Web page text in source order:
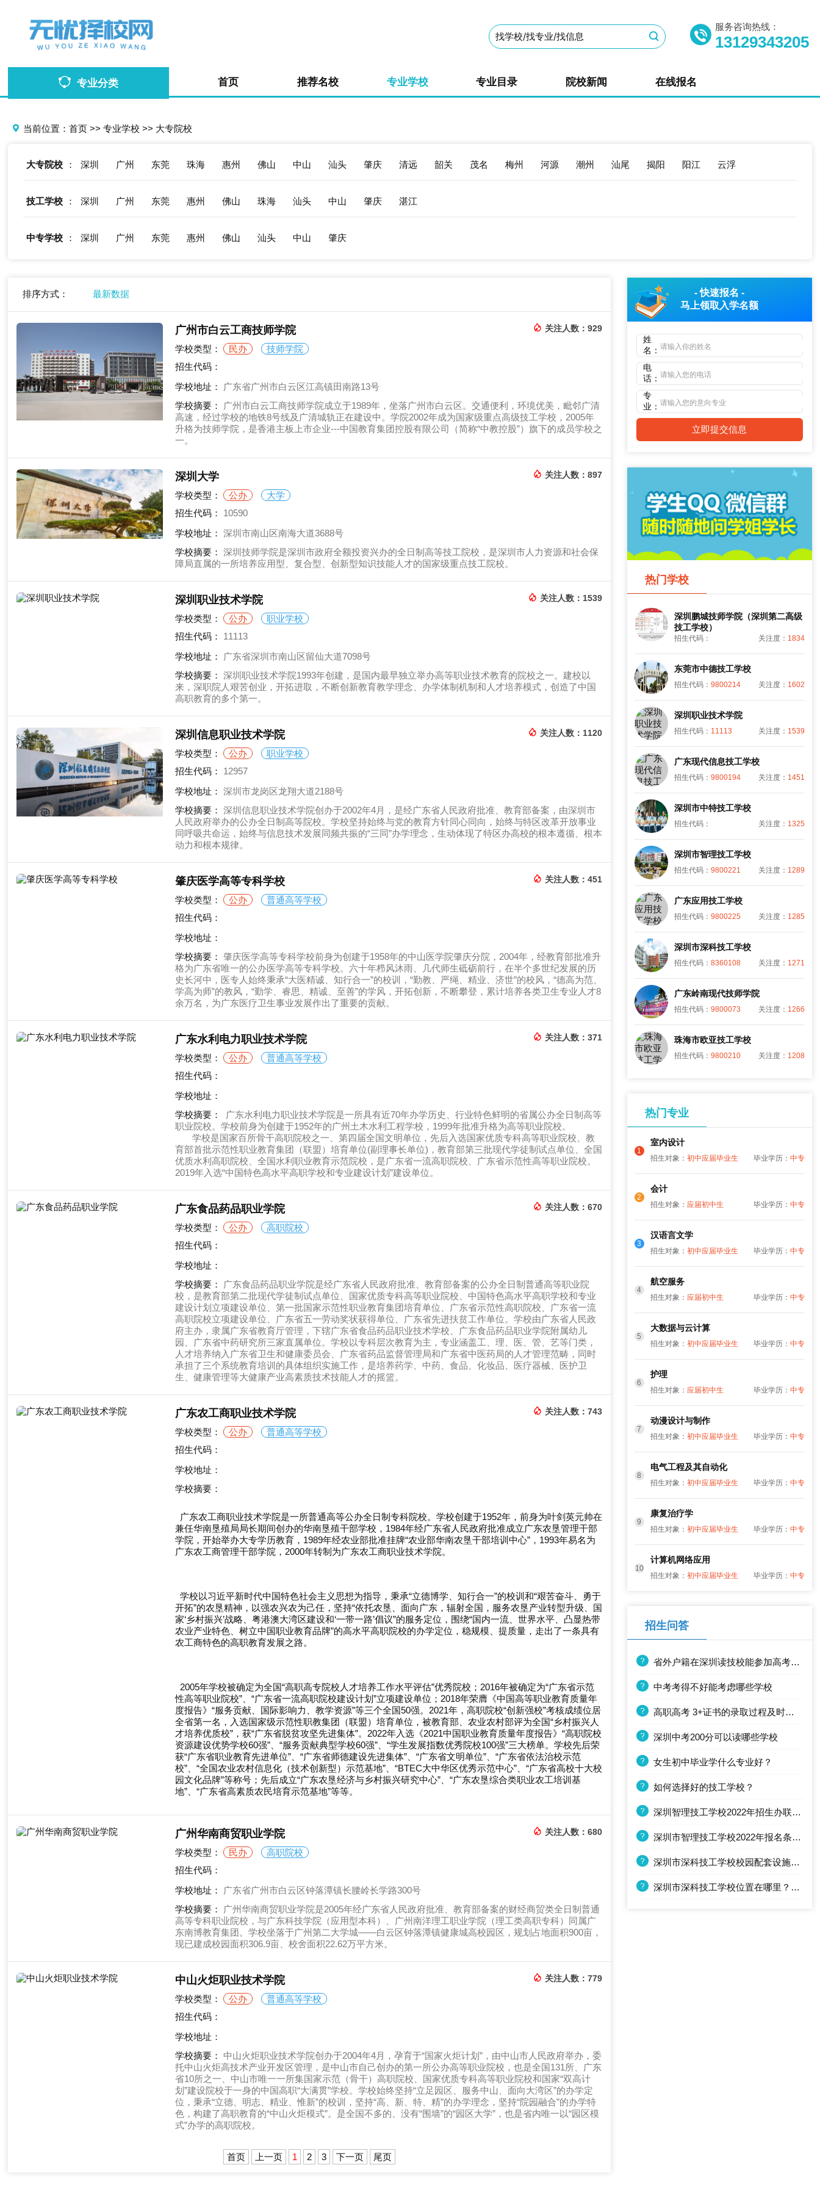
服务咨询热线：
13129343205
专业分类 首页 推荐名校 专业学校 专业目录 院校新闻 在线报名
当前位置：首页 >>专业学校 >> 大专院校
大专院校 ： 深圳 广州 东莞 珠海 惠州 佛山 中山 汕头 肇庆 清远 韶关 茂名 梅州 河源 潮州 汕尾 揭阳 阳江 云浮
技工学校 ： 深圳 广州 东莞 惠州 佛山 珠海 汕头 中山 肇庆 湛江
中专学校 ： 深圳 广州 东莞 惠州 佛山 汕头 中山 肇庆
排序方式： 最新数据
关注人数：929
广州市白云工商技师学院
学校类型： 民办
技师学院
招生代码：
学校地址：
广东省广州市白云区江高镇田南路13号
学校摘要：
广州市白云工商技师学院成立于1989年，坐落广州市白云区。交通便利，环境优美，毗邻广清
高速，经过学校的地铁8号线及广清城轨正在建设中。学院2002年成为国家级重点高级技工学校，2005年
升格为技师学院，是香港主板上市企业---中国教育集团控股有限公司（简称“中教控股”）旗下的成员学校之
一。
关注人数：897
深圳大学
学校类型： 公办
大学
招生代码： 10590
学校地址： 深圳市南山区南海大道3688号
学校摘要： 深圳技师学院是深圳市政府全额投资兴办的全日制高等技工院校，是深圳市人力资源和社会保
障局直属的一所培养应用型、复合型、创新型知识技能人才的国家级重点技工院校。
关注人数：1539
深圳职业技术学院
学校类型： 公办
职业学校
招生代码： 11113
学校地址：
广东省深圳市南山区留仙大道7098号
学校摘要： 深圳职业技术学院1993年创建，是国内最早独立举办高等职业技术教育的院校之一。建校以
来，深职院人艰苦创业，开拓进取，不断创新教育教学理念、办学体制机制和人才培养模式，创造了中国
高职教育的多个第一。
关注人数：1120
深圳信息职业技术学院
学校类型： 公办
职业学校
招生代码： 12957
学校地址： 深圳市龙岗区龙翔大道2188号
学校摘要： 深圳信息职业技术学院创办于2002年4月，是经广东省人民政府批准、教育部备案，由深圳市
人民政府举办的公办全日制高等院校。学校坚持始终与党的教育方针同心同向，始终与特区改革开放事业
同呼吸共命运，始终与信息技术发展同频共振的“三同”办学理念，生动体现了特区办高校的根本遵循、根本
动力和根本规律。
关注人数：451
肇庆医学高等专科学校
学校类型： 公办
普通高等学校
招生代码：
学校地址：
学校摘要： 肇庆医学高等专科学校前身为创建于1958年的中山医学院肇庆分院，2004年，经教育部批准升
格为广东省唯一的公办医学高等专科学校。六十年栉风沐雨、几代师生砥砺前行，在半个多世纪发展的历
史长河中，医专人始终秉承“大医精诚、知行合一”的校训，“勤教、严绳、精业、济世”的校风，“德高为范、
学高为师”的教风，“勤学、睿思、精诚、至善”的学风，开拓创新，不断攀登，累计培养各类卫生专业人才8
余万名，为广东医疗卫生事业发展作出了重要的贡献。
关注人数：371
广东水利电力职业技术学院
学校类型： 公办
普通高等学校
招生代码：
学校地址：
学校摘要：
广东水利电力职业技术学院是一所具有近70年办学历史、行业特色鲜明的省属公办全日制高等
职业院校。学校前身为创建于1952年的广州土木水利工程学校，1999年批准升格为高等职业院校。
学校是国家百所骨干高职院校之一、第四届全国文明单位，先后入选国家优质专科高等职业院校、教
育部首批示范性职业教育集团（联盟）培育单位(副理事长单位)，教育部第三批现代学徒制试点单位、全国
优质水利高职院校、全国水利职业教育示范院校，是广东省一流高职院校、广东省示范性高等职业院校。
2019年入选“中国特色高水平高职学校和专业建设计划”建设单位。
关注人数：670
广东食品药品职业学院
学校类型： 公办
高职院校
招生代码：
学校地址：
学校摘要：
广东食品药品职业学院是经广东省人民政府批准、教育部备案的公办全日制普通高等职业院
校，是教育部第二批现代学徒制试点单位、国家优质专科高等职业院校、中国特色高水平高职学校和专业
建设计划立项建设单位、第一批国家示范性职业教育集团培育单位、广东省示范性高职院校、广东省一流
高职院校立项建设单位、广东省五一劳动奖状获得单位、广东省先进扶贫工作单位。学校由广东省人民政
府主办，隶属广东省教育厅管理，下辖广东省食品药品职业技术学校、广东食品药品职业学院附属幼儿
园、广东省中药研究所三家直属单位。学校以专科层次教育为主，专业涵盖工、理、医、管、艺等门类，
人才培养纳入广东省卫生和健康委员会、广东省药品监督管理局和广东省中医药局的人才管理范畴，同时
承担了三个系统教育培训的具体组织实施工作，是培养药学、中药、食品、化妆品、医疗器械、医护卫
生、健康管理等大健康产业高素质技术技能人才的摇篮。
关注人数：743
广东农工商职业技术学院
学校类型： 公办
普通高等学校
招生代码：
学校地址：
学校摘要：
广东农工商职业技术学院是一所普通高等公办全日制专科院校。学校创建于1952年，前身为叶剑英元帅在
兼任华南垦殖局局长期间创办的华南垦殖干部学校，1984年经广东省人民政府批准成立广东农垦管理干部
学院，开始举办大专学历教育，1989年经农业部批准挂牌“农业部华南农垦干部培训中心”，1993年易名为
广东农工商管理干部学院，2000年转制为广东农工商职业技术学院。
学校以习近平新时代中国特色社会主义思想为指导，秉承“立德博学、知行合一”的校训和“艰苦奋斗、勇于
开拓”的农垦精神，以强农兴农为己任，坚持“依托农垦、面向广东，辐射全国，服务农垦产业转型升级、国
家‘乡村振兴’战略、粤港澳大湾区建设和‘一带一路’倡议”的服务定位，围绕“国内一流、世界水平、凸显热带
农业产业特色、树立中国职业教育品牌”的高水平高职院校的办学定位，稳规模、提质量，走出了一条具有
农工商特色的高职教育发展之路。
2005年学校被确定为全国“高职高专院校人才培养工作水平评估”优秀院校；2016年被确定为“广东省示范
性高等职业院校”、“广东省一流高职院校建设计划”立项建设单位；2018年荣膺《中国高等职业教育质量年
度报告》“服务贡献、国际影响力、教学资源”等三个全国50强。2021年，高职院校“创新强校”考核成绩位居
全省第一名，入选国家级示范性职教集团（联盟）培育单位，被教育部、农业农村部评为全国“乡村振兴人
才培养优质校”，获“广东省脱贫攻坚先进集体”。2022年入选《2021中国职业教育质量年度报告》“高职院校
资源建设优势学校60强”、“服务贡献典型学校60强”、“学生发展指数优秀院校100强”三大榜单。学校先后荣
获“广东省职业教育先进单位”、“广东省师德建设先进集体”、“广东省文明单位”、“广东省依法治校示范
校”、“全国农业农村信息化（技术创新型）示范基地”、“BTEC大中华区优秀示范中心”、“广东省高校十大校
园文化品牌”等称号；先后成立“广东农垦经济与乡村振兴研究中心”、“广东农垦综合类职业农工培训基
地”、“广东省高素质农民培育示范基地”等等。
关注人数：680
广州华南商贸职业学院
学校类型： 民办
高职院校
招生代码：
学校地址：
广东省广州市白云区钟落潭镇长腰岭长学路300号
学校摘要：
广州华南商贸职业学院是2005年经广东省人民政府批准、教育部备案的财经商贸类全日制普通
高等专科职业院校，与广东科技学院（应用型本科）、广州南洋理工职业学院（理工类高职专科）同属广
东南博教育集团。学校坐落于广州第二大学城——白云区钟落潭镇健康城高校园区，规划占地面积900亩，
现已建成校园面积306.9亩、校舍面积22.62万平方米。
关注人数：779
中山火炬职业技术学院
学校类型： 公办
普通高等学校
招生代码：
学校地址：
学校摘要： 中山火炬职业技术学院创办于2004年4月，孕育于“国家火炬计划”，由中山市人民政府举办，委
托中山火炬高技术产业开发区管理，是中山市自己创办的第一所公办高等职业院校，也是全国131所、广东
省10所之一、中山市唯一一所集国家示范（骨干）高职院校、国家优质专科高等职业院校和国家“双高计
划”建设院校于一身的中国高职“大满贯”学校。学校始终坚持“立足园区、服务中山、面向大湾区”的办学定
位，秉承“立德、明志、精业、惟新”的校训，坚持“高、新、特、精”的办学理念，坚持“院园融合”的办学特
色，构建了高职教育的“中山火炬模式”。是全国不多的、没有“围墙”的“园区大学”，也是省内唯一以“园区模
式”办学的高职院校。
首页 上一页 1 2 3 下一页 尾页
- 快速报名 -
马上领取 入学名额
姓
名：
电
话：
专
业：
立即提交信息
热门学校
深圳鹏城技师学院（深圳第二高级
技工学校）
招生代码： 关注度： 1834
东莞市中德技工学校
招生代码： 9800214 关注度： 1602
深圳职业技术学院
招生代码： 11113 关注度： 1539
广东现代信息技工学校
招生代码： 9800194 关注度： 1451
深圳市中特技工学校
招生代码： 关注度： 1325
深圳市智理技工学校
招生代码： 9800221 关注度： 1289
广东应用技工学校
招生代码： 9800225 关注度： 1285
深圳市深科技工学校
招生代码： 8360108 关注度： 1271
广东岭南现代技师学院
招生代码： 9800073 关注度： 1266
珠海市欧亚技工学校
招生代码： 9800210 关注度： 1208
热门专业
1
室内设计
招生对象： 初中应届毕业生 毕业学历： 中专
2
会计
招生对象： 应届初中生 毕业学历： 中专
3
汉语言文学
招生对象： 初中应届毕业生 毕业学历： 中专
4
航空服务
招生对象： 应届初中生 毕业学历： 中专
5
大数据与云计算
招生对象： 初中应届毕业生 毕业学历： 中专
6
护理
招生对象： 应届初中生 毕业学历： 中专
7
动漫设计与制作
招生对象： 初中应届毕业生 毕业学历： 中专
8
电气工程及其自动化
招生对象： 初中应届毕业生 毕业学历： 中专
9
康复治疗学
招生对象： 初中应届毕业生 毕业学历： 中专
10
计算机网络应用
招生对象： 初中应届毕业生 毕业学历： 中专
招生问答
省外户籍在深圳读技校能参加高考嘛？
中考考得不好能考虑哪些学校
高职高考 3+证书的录取过程及时间节点安排(往年)
深圳中考200分可以读哪些学校
女生初中毕业学什么专业好？
如何选择好的技工学校？
深圳智理技工学校2022年招生办联系电话
深圳市智理技工学校2022年报名条件、招生要求、招生对象
深圳市深科技工学校校园配套设施怎么样？
深圳市深科技工学校位置在哪里？交通方不方便？